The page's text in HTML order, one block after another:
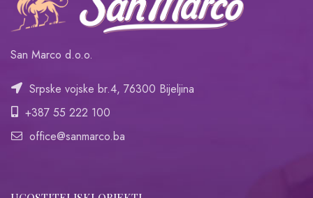
San Marco d.o.o.
Srpske vojske br.4, 76300 Bijeljina
+387 55 222 100
office@sanmarco.ba